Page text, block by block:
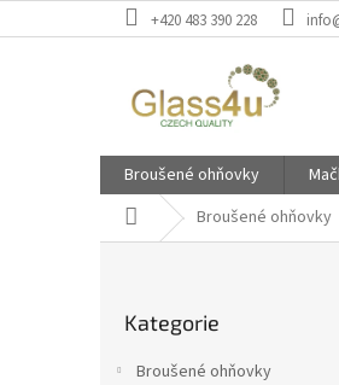
na
+420 483 390 228
Broušené ohňovky
Domů Broušené ohňovky
kategorie
Kategorie
Broušené ohňovky